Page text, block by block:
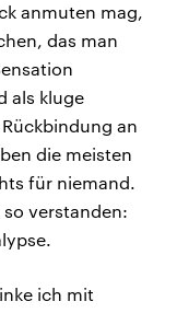
anmuten mag,
das man
als kluge
an
die meisten
für niemand.
verstanden:
ich mit